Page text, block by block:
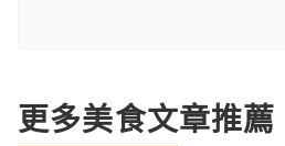
更多美食文章推薦